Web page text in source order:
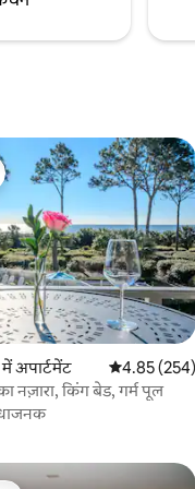
अपार्टमेंट औसत रेटिंग 5
4.85 (254)
नज़ारा, किंग बेड, गर्म पूल